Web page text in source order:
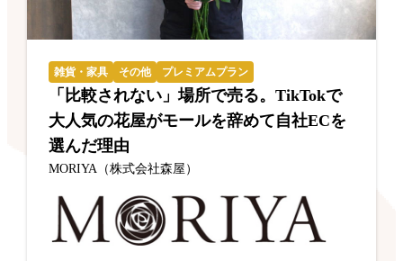
雑貨・家具 その他 プレミアムプラン
「比較されない」場所で売る。TikTokで
大人気の花屋がモールを辞めて自社ECを
選んだ理由
MORIYA（株式会社森屋）